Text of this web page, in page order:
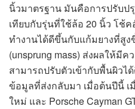
นิ้วมาตรฐาน มันคือการปรับป
เทียบกับรุ่นที่ใช้ล้อ 20 นิ้ว โช้
ทำงานได้ดีขึ้นกับแก้มยางที่สู
(unsprung mass) ส่งผลให้มี
สามารถปรับตัวเข้ากับพื้นผิวไ
ข้อมูลที่ส่งกลับมา เมื่อต้นปีนี้ เ
ใหม่ และ Porsche Cayman